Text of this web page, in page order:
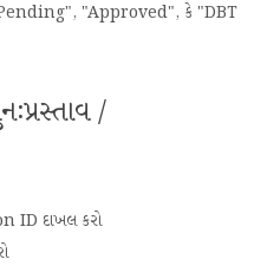
"Approved", કે "DBT
/
ID દાખલ કરો